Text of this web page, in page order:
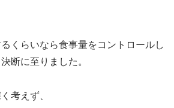
くらいなら食事量をコントロールし
断に至りました。
考えず、